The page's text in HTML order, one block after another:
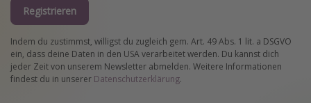
Registrieren
Indem du zustimmst, willigst du zugleich gem. Art. 49 Abs. 1 lit. a DSGVO
ein, dass deine Daten in den USA verarbeitet werden. Du kannst dich
jeder Zeit von unserem Newsletter abmelden. Weitere Informationen
findest du in unserer Datenschutzerklärung.